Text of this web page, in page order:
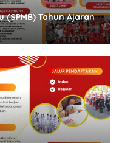
Tahun Ajaran